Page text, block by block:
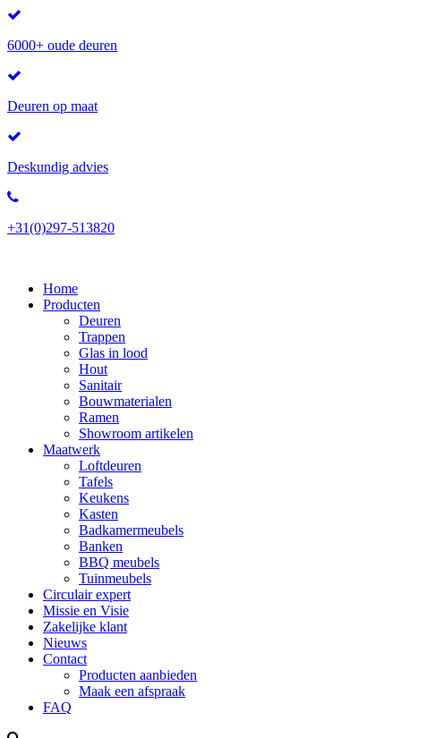
6000+ oude deuren
Deuren op maat
Deskundig advies
+31(0)297-513820
Home
Producten
Deuren
Trappen
Glas in lood
Hout
Sanitair
Bouwmaterialen
Ramen
Showroom artikelen
Maatwerk
Loftdeuren
Tafels
Keukens
Kasten
Badkamermeubels
Banken
BBQ meubels
Tuinmeubels
Circulair expert
Missie en Visie
Zakelijke klant
Nieuws
Contact
Producten aanbieden
Maak een afspraak
FAQ